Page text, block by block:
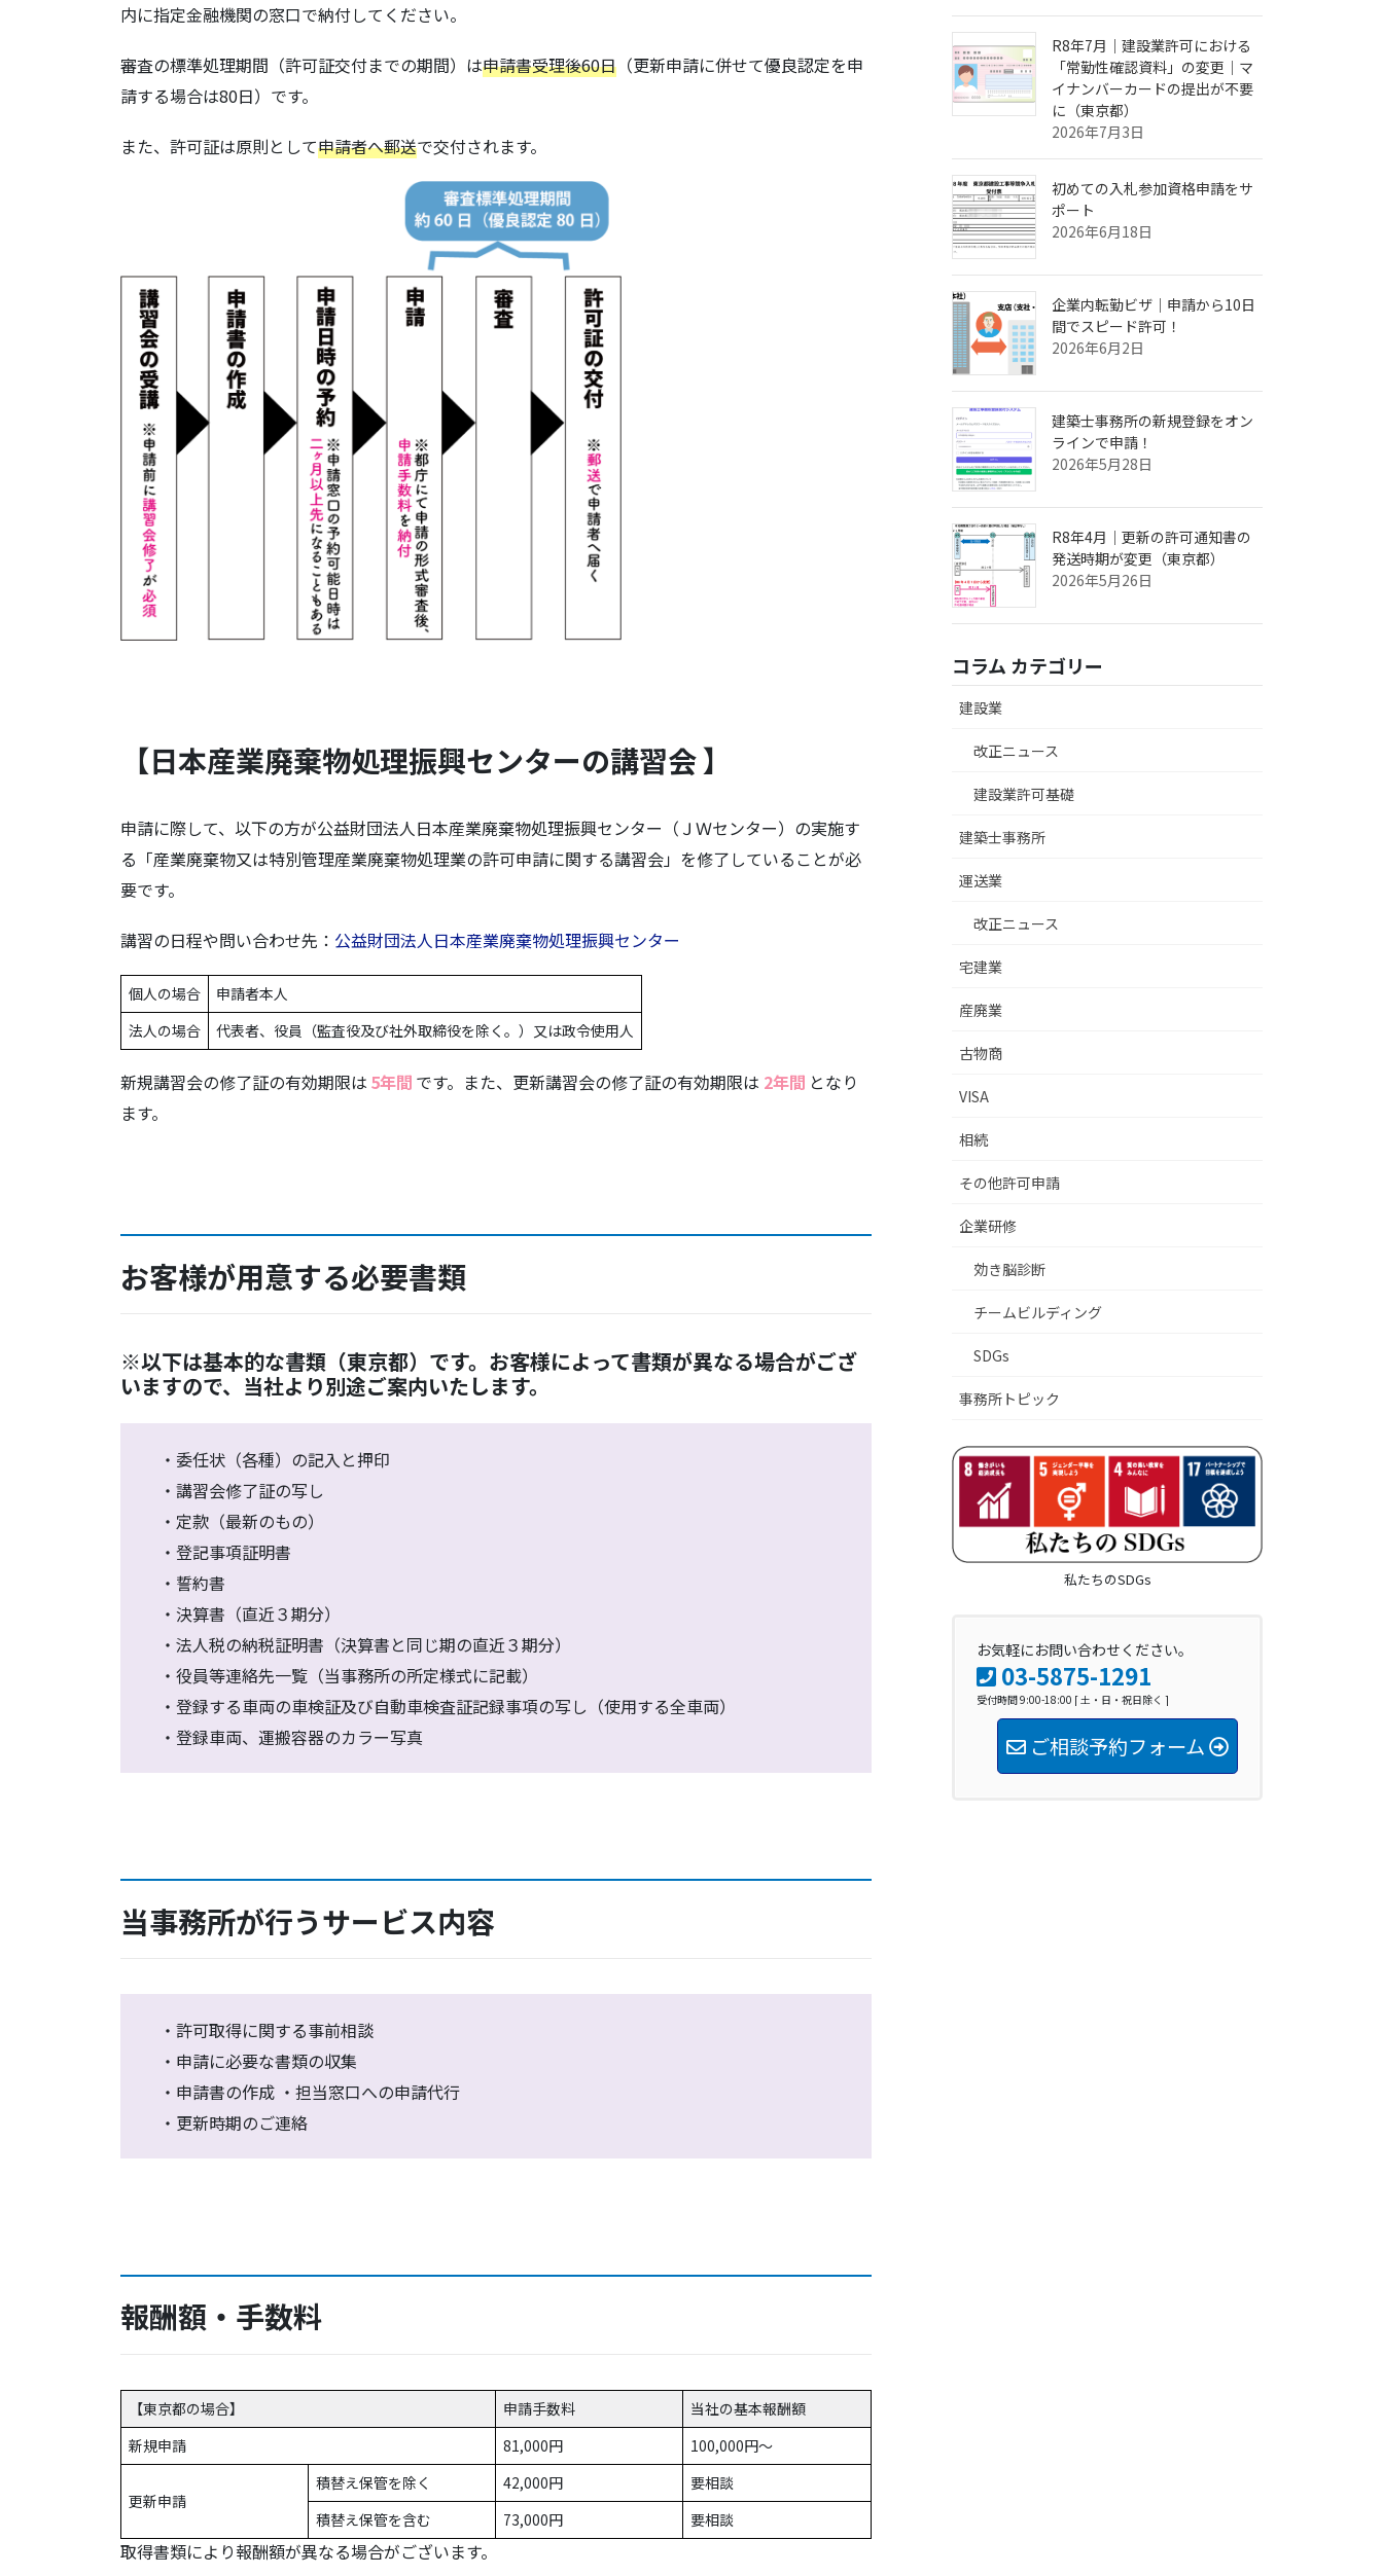
内に指定金融機関の窓口で納付してください。
審査の標準処理期間（許可証交付までの期間）は申請書受理後60日 （更新申請に併せて優良認定を申
請する場合は80日）です。
また、許可証は原則として申請者へ郵送で交付されます。
【日本産業廃棄物処理振興センターの講習会 】
申請に際して、以下の方が公益財団法人日本産業廃棄物処理振興センター（ＪＷセンター）の実施す
る「産業廃棄物又は特別管理産業廃棄物処理業の許可申請に関する講習会」を修了していることが必
要です。
講習の日程や問い合わせ先： 公益財団法人日本産業廃棄物処理振興センター
個人の場合
申請者本人
法人の場合
代表者、役員（監査役及び社外取締役を除く。）又は政令使用人
新規講習会の修了証の有効期限は 5年間 です。また、更新講習会の修了証の有効期限は 2年間 となり
ます。
お客様が用意する必要書類
※以下は基本的な書類（東京都）です。お客様によって書類が異なる場合がござ
いますので、当社より別途ご案内いたします。
・委任状（各種）の記入と押印
・講習会修了証の写し
・定款（最新のもの）
・登記事項証明書
・誓約書
・決算書（直近３期分）
・法人税の納税証明書（決算書と同じ期の直近３期分）
・役員等連絡先一覧（当事務所の所定様式に記載）
・登録する車両の車検証及び自動車検査証記録事項の写し（使用する全車両）
・登録車両、運搬容器のカラー写真
当事務所が行うサービス内容
・許可取得に関する事前相談
・申請に必要な書類の収集
・申請書の作成 ・担当窓口への申請代行
・更新時期のご連絡
報酬額・手数料
【東京都の場合】 申請手数料
当社の基本報酬額
新規申請
81,000円 100,000円〜
更新申請
積替え保管を除く 42,000円
要相談
積替え保管を含む
73,000円 要相談
取得書類により報酬額が異なる場合がございます。
R8年7月｜建設業許可における
「常勤性確認資料」の変更｜マ
イナンバーカードの提出が不要
に（東京都）
2026年7月3日
初めての入札参加資格申請をサ
ポート
2026年6月18日
企業内転勤ビザ｜申請から10日
間でスピード許可！
2026年6月2日
建築士事務所の新規登録をオン
ラインで申請！
2026年5月28日
R8年4月｜更新の許可通知書の
発送時期が変更（東京都）
2026年5月26日
コラム カテゴリー
建設業
改正ニュース
建設業許可基礎
建築士事務所
運送業
改正ニュース
宅建業
産廃業
古物商
VISA
相続
その他許可申請
企業研修
効き脳診断
チームビルディング
SDGs
事務所トピック
私たちのSDGs
お気軽にお問い合わせください。
03-5875-1291
受付時間 9:00-18:00 [ 土・日・祝日除く ]
ご相談予約フォーム